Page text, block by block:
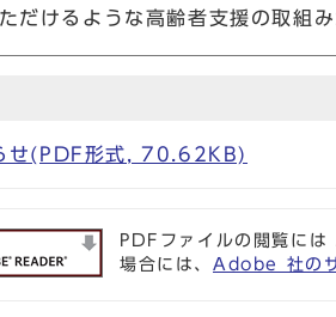
だけるような高齢者支援の取組み
せ(PDF形式, 70.62KB)
PDFファイルの閲覧に
場合には、 Adobe 社の